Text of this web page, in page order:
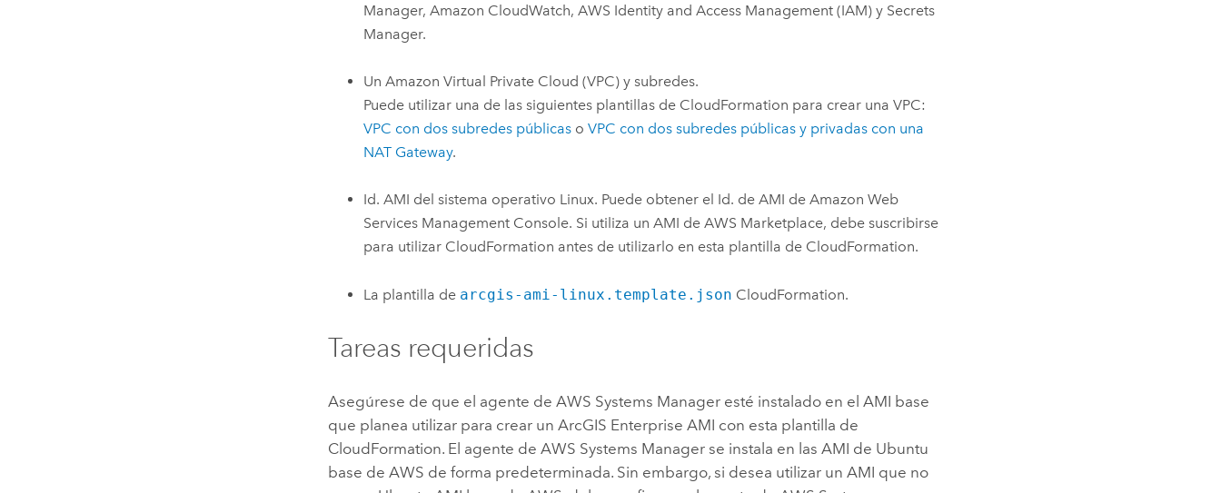
Manager, Amazon CloudWatch, AWS Identity and Access Management (IAM)y Secrets
Manager.
Un Amazon Virtual Private Cloud (VPC)y subredes.
Puede utilizar una de las siguientes plantillas de CloudFormation para crear una VPC:
VPC con dos subredes públicaso VPC con dos subredes públicas y privadas con una
NAT Gateway.
Id. AMI del sistema operativo Linux. Puede obtener el Id. de AMI de Amazon Web
Services Management Console. Si utiliza un AMI de AWS Marketplace, debe suscribirse
para utilizar CloudFormation antes de utilizarlo en esta plantilla de CloudFormation.
La plantilla de arcgis-ami-linux.template.json CloudFormation.
Tareas requeridas
Asegúrese de que el agente deAWS Systems Manager esté instalado en elAMI base
que planea utilizar para crear unArcGIS Enterprise AMI con esta plantilla de
CloudFormation. El agente deAWS Systems Manager se instala en las AMI de Ubuntu
base deAWS de forma predeterminada. Sin embargo, si desea utilizar unAMI que no